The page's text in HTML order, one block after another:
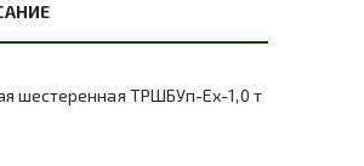
шестеренная ТРШБУп-Ех-1,0 т